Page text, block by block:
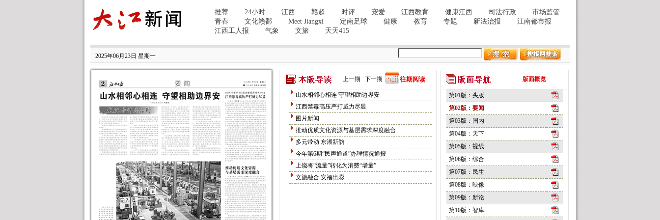
2025年06月23日 星期一
上一期 下一期 往期阅读
山水相邻心相连 守望相助边界安
江西禁毒高压严打威力尽显
图片新闻
推动优质文化资源与基层需求深度融合
多元带动 东湖新韵
今年第6期“民声通道”办理情况通报
上饶将“流量”转化为消费“增量”
文旅融合 安福出彩
版面概览
第01版：头版
第02版：要闻
第03版：国内
第04版：天下
第05版：视线
第06版：综合
第07版：民生
第08版：映像
第09版：新论
第10版：智库